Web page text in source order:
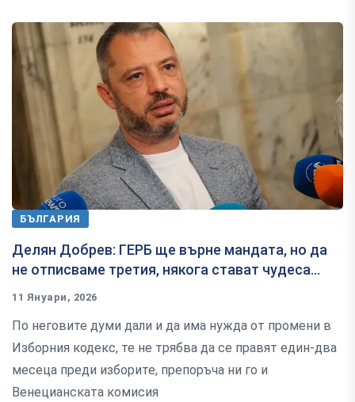
БЪЛГАРИЯ
Делян Добрев: ГЕРБ ще върне мандата, но да
не отписваме третия, някога стават чудеса...
11 Януари, 2026
По неговите думи дали и да има нужда от промени в
Изборния кодекс, те не трябва да се правят един-два
месеца преди изборите, препоръча ни го и
Венецианската комисия